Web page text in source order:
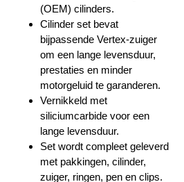
(OEM) cilinders.
Cilinder set bevat
bijpassende Vertex-zuiger
om een lange levensduur,
prestaties en minder
motorgeluid te garanderen.
Vernikkeld met
siliciumcarbide voor een
lange levensduur.
Set wordt compleet geleverd
met pakkingen, cilinder,
zuiger, ringen, pen en clips.